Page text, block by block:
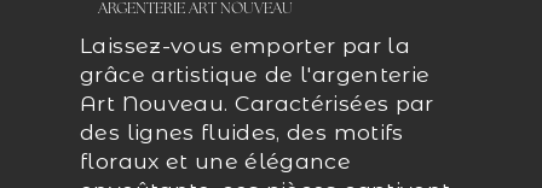
ARGENTERIE ART NOUVEAU
Laissez-vous emporter par la
grâce artistique de l'argenterie
Art Nouveau. Caractérisées par
des lignes fluides, des motifs
floraux et une élégance